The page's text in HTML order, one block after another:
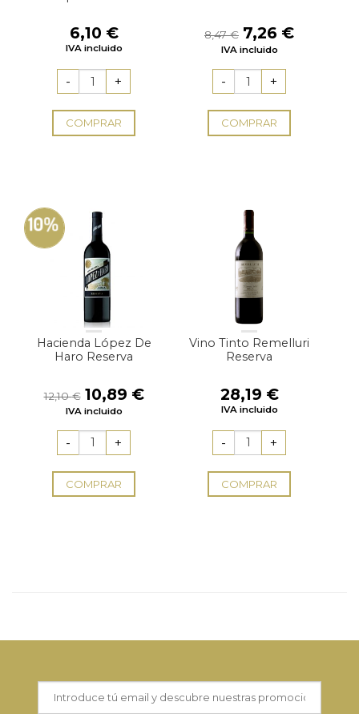
6,10 €
IVA incluido
COMPRAR
8,47€ El
precio
era:
8,47 €.
7,26 €El
IVA incluido
COMPRAR
10%
Hacienda López De
Haro Reserva
12,10€ El
precio
era:
12,10 €.
10,89 €El
IVA incluido
COMPRAR
Vino Tinto Remelluri
Reserva
28,19 €
IVA incluido
COMPRAR